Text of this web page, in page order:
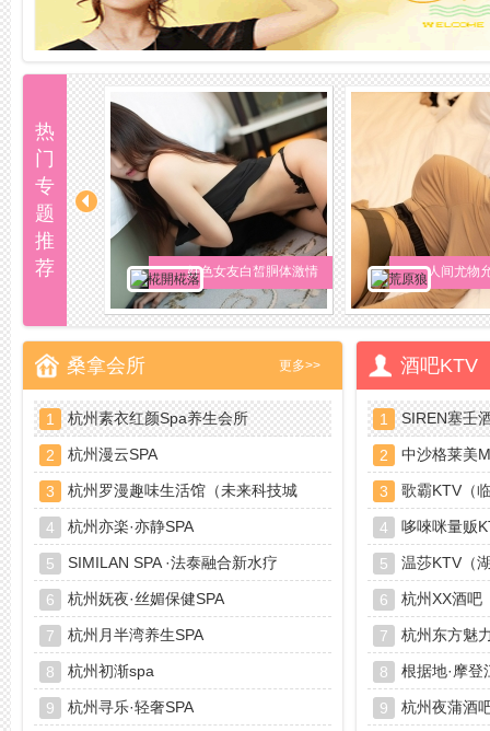
热
门
专
题
推
荐
妮丝开档肉
好色女友白皙胴体激情
调情
人间尤物
裙真空露
桑拿会所 更多>>
1 杭州素衣红颜Spa养生会所
2 杭州漫云SPA
3
杭州罗漫趣味生活馆（未来科技城
店）
4 杭州亦楽·亦静SPA
5 SIMILAN SPA ·法泰融合新水疗
6 杭州妩夜·丝媚保健SPA
7 杭州月半湾养生SPA
8 杭州初渐spa
9 杭州寻乐·轻奢SPA
酒吧KTV
1 SIREN塞壬
2 中沙格莱美
3 歌霸KTV（
4 哆唻咪量贩
5 温莎KTV（
6 杭州XX酒吧
7 杭州东方魅
8 根据地·摩登
9 杭州夜蒲酒